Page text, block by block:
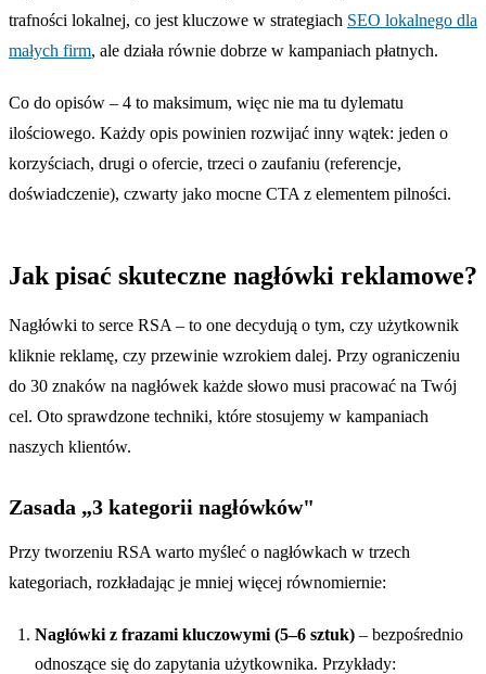
trafności lokalnej, co jest kluczowe w strategiach SEO lokalnego dla
małych firm, ale działa równie dobrze w kampaniach płatnych.
Co do opisów – 4 to maksimum, więc nie ma tu dylematu
ilościowego. Każdy opis powinien rozwijać inny wątek: jeden o
korzyściach, drugi o ofercie, trzeci o zaufaniu (referencje,
doświadczenie), czwarty jako mocne CTA z elementem pilności.
Jak pisać skuteczne nagłówki reklamowe?
Nagłówki to serce RSA – to one decydują o tym, czy użytkownik
kliknie reklamę, czy przewinie wzrokiem dalej. Przy ograniczeniu
do 30 znaków na nagłówek każde słowo musi pracować na Twój
cel. Oto sprawdzone techniki, które stosujemy w kampaniach
naszych klientów.
Zasada „3 kategorii nagłówków"
Przy tworzeniu RSA warto myśleć o nagłówkach w trzech
kategoriach, rozkładając je mniej więcej równomiernie:
Nagłówki z frazami kluczowymi (5–6 sztuk) – bezpośrednio
odnoszące się do zapytania użytkownika. Przykłady: